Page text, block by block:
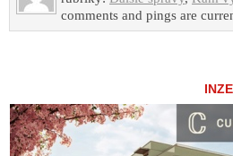
comments and pings are